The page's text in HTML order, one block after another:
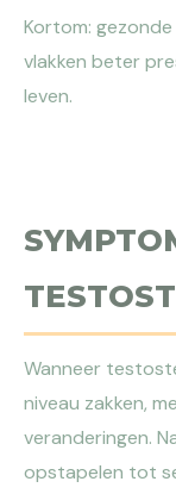
Kortom:
vlakken beter
leven.
Wanneer
niveau zakken,
veranderingen.
opstapelen tot